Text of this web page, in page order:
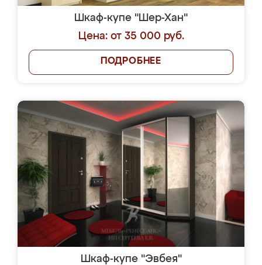
Шкаф-купе "Шер-Хан"
Цена: от 35 000 руб.
ПОДРОБНЕЕ
Шкаф-купе "Эвбея"